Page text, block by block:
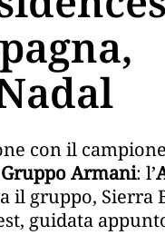
con il
Gruppo Armani: l’
gruppo, Sierra
guidata